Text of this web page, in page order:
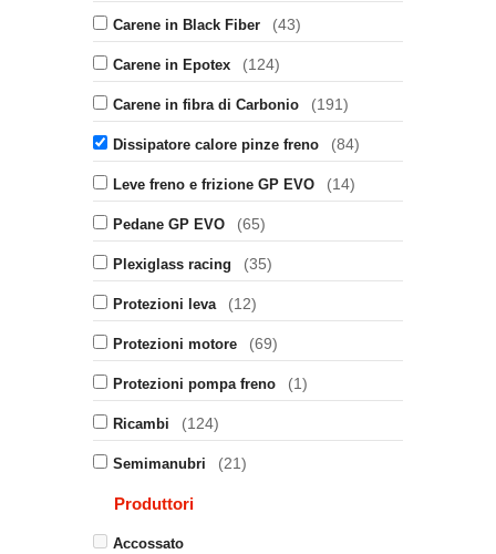
Carene in Black Fiber (43)
Carene in Epotex (124)
Carene in fibra di Carbonio (191)
Dissipatore calore pinze freno (84)
Leve freno e frizione GP EVO (14)
Pedane GP EVO (65)
Plexiglass racing (35)
Protezioni leva (12)
Protezioni motore (69)
Protezioni pompa freno (1)
Ricambi (124)
Semimanubri (21)
Produttori
Accossato